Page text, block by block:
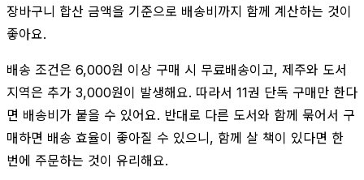
장바구니 합산 금액을 기준으로 배송비까지 함께 계산하는 것이
좋아요.
배송 조건은 6,000원 이상 구매 시 무료배송이고, 제주와 도서
지역은 추가 3,000원이 발생해요. 따라서 11권 단독 구매만 한다
면 배송비가 붙을 수 있어요. 반대로 다른 도서와 함께 묶어서 구
매하면 배송 효율이 좋아질 수 있으니, 함께 살 책이 있다면 한
번에 주문하는 것이 유리해요.